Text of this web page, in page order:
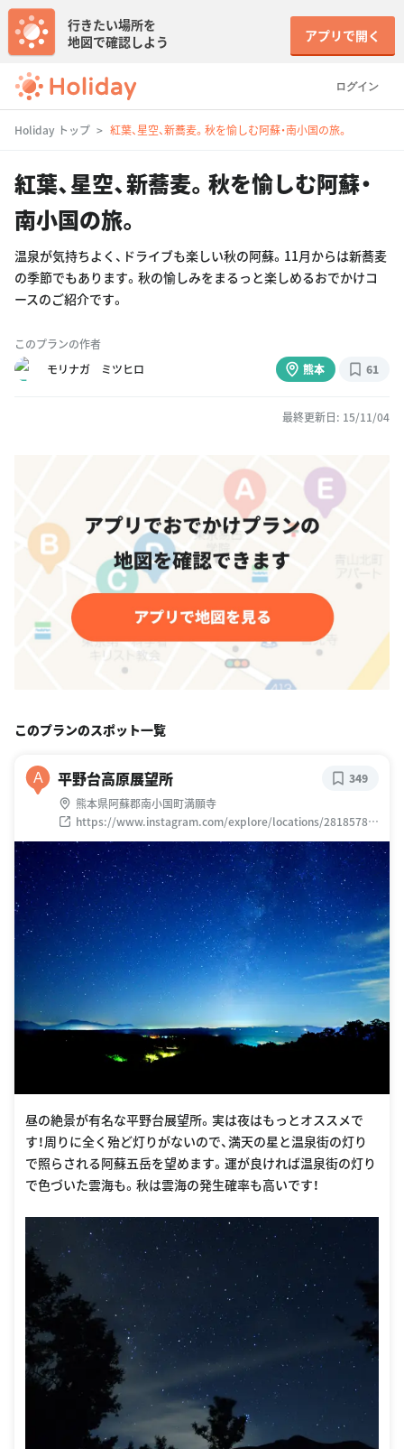
ログイン
行きたい場所を
地図で確認しよう
アプリで開く
Holiday トップ 紅葉、星空、新蕎麦。秋を愉しむ阿蘇・南小国の旅。
紅葉、星空、新蕎麦。秋を愉しむ阿蘇・
南小国の旅。
温泉が気持ちよく、ドライブも楽しい秋の阿蘇。11月からは新蕎麦
の季節でもあります。秋の愉しみをまるっと楽しめるおでかけコ
ースのご紹介です。
このプランの作者
モリナガ ミツヒロ
熊本 61
最終更新日: 15/11/04
このプランのスポット一覧
A 平野台高原展望所
熊本県阿蘇郡南小国町満願寺
https://www.instagram.com/explore/locations/28185787
8
349
昼の絶景が有名な平野台展望所。実は夜はもっとオススメで
す！周りに全く殆ど灯りがないので、満天の星と温泉街の灯り
で照らされる阿蘇五岳を望めます。運が良ければ温泉街の灯り
で色づいた雲海も。秋は雲海の発生確率も高いです！